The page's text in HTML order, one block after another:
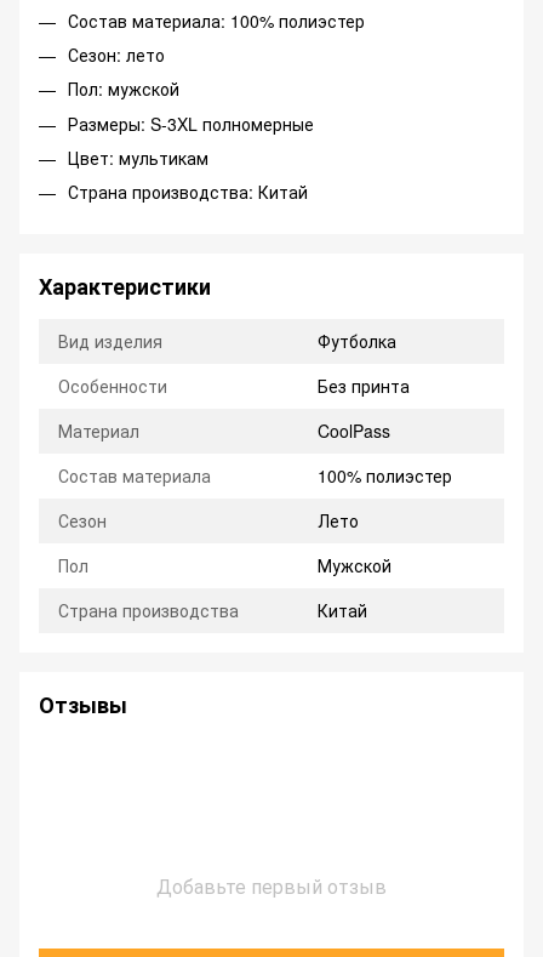
Состав материала: 100% полиэстер
Сезон: лето
Пол: мужской
Размеры: S-3XL полномерные
Цвет: мультикам
Страна производства: Китай
Характеристики
Вид изделия
Футболка
Особенности
Без принта
Материал
CoolPass
Состав материала
100% полиэстер
Сезон
Лето
Пол
Мужской
Страна производства
Китай
Отзывы
Добавьте первый отзыв